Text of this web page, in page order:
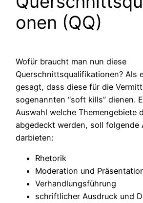
onen (QQ)
Wofür braucht man nun diese
Querschnittsqualifikationen? Als
gesagt, dass diese für die
sogenannten “soft kills” dienen.
Auswahl welche Themengebiete
abgedeckt werden, soll folgende
darbieten:
Rhetorik
Moderation und
Verhandlungsführung
schriftlicher Ausdruck und